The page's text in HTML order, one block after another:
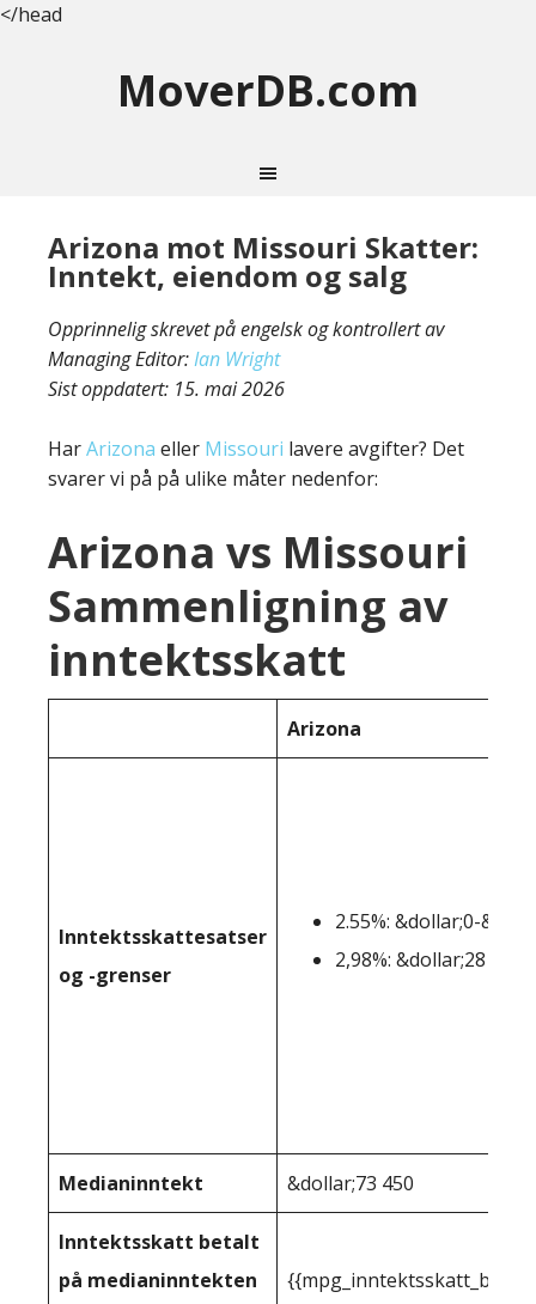
</head
MoverDB.com
Arizona mot Missouri Skatter:
Inntekt, eiendom og salg
Opprinnelig skrevet på engelsk og kontrollert av
Managing Editor:Ian Wright
Sist oppdatert: 15. mai 2026
HarArizona eller Missouri lavere avgifter? Det
svarer vi på på ulike måter nedenfor:
Arizona vs Missouri
Sammenligning av
inntektsskatt
Arizona
Inntektsskattesatser
og -grenser
2.55%: &dollar;0-
2,98%: &dollar;28 654+
Medianinntekt &dollar;73 450
Inntektsskatt betalt
på medianinntekten